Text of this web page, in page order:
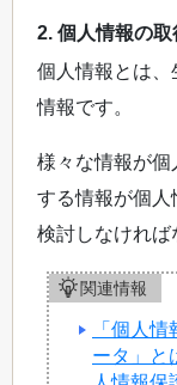
2. 個人情報の
個人情報とは、
情報です。
様々な情報が
する情報が個人
検討しなければ
関連情報
「個人
ータ」と